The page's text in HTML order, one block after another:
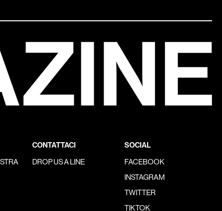
CONTATTACI
DROP US A LINE
SOCIAL
FACEBOOK
INSTAGRAM
TWITTER
TIKTOK